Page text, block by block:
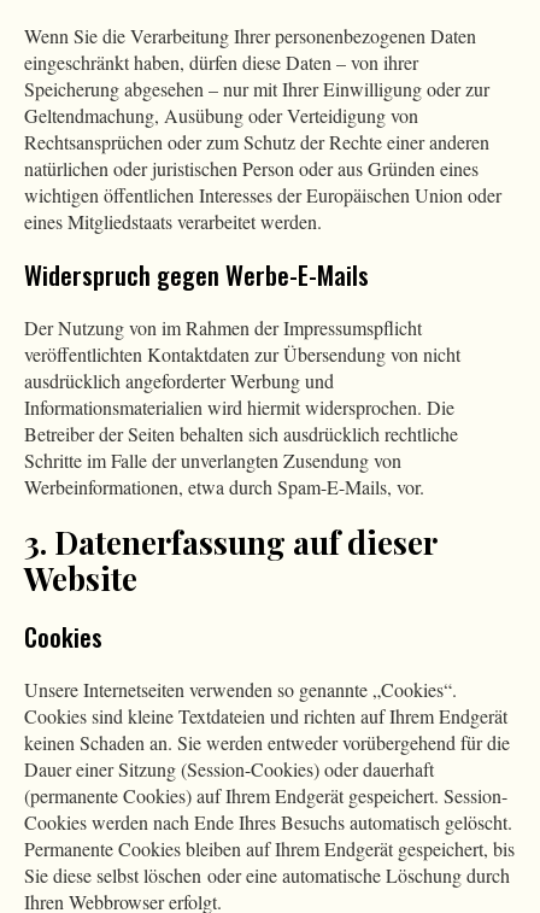
Wenn Sie die Verarbeitung Ihrer personenbezogenen Daten
eingeschränkt haben, dürfen diese Daten – von ihrer
Speicherung abgesehen – nur mit Ihrer Einwilligung oder zur
Geltendmachung, Ausübung oder Verteidigung von
Rechtsansprüchen oder zum Schutz der Rechte einer anderen
natürlichen oder juristischen Person oder aus Gründen eines
wichtigen öffentlichen Interesses der Europäischen Union oder
eines Mitgliedstaats verarbeitet werden.
Widerspruch gegen Werbe-E-Mails
Der Nutzung von im Rahmen der Impressumspflicht
veröffentlichten Kontaktdaten zur Übersendung von nicht
ausdrücklich angeforderter Werbung und
Informationsmaterialien wird hiermit widersprochen. Die
Betreiber der Seiten behalten sich ausdrücklich rechtliche
Schritte im Falle der unverlangten Zusendung von
Werbeinformationen, etwa durch Spam-E-Mails, vor.
3. Datenerfassung auf dieser
Website
Cookies
Unsere Internetseiten verwenden so genannte „Cookies“.
Cookies sind kleine Textdateien und richten auf Ihrem Endgerät
keinen Schaden an. Sie werden entweder vorübergehend für die
Dauer einer Sitzung (Session-Cookies) oder dauerhaft
(permanente Cookies) auf Ihrem Endgerät gespeichert. Session-
Cookies werden nach Ende Ihres Besuchs automatisch gelöscht.
Permanente Cookies bleiben auf Ihrem Endgerät gespeichert, bis
Sie diese selbst löschen oder eine automatische Löschung durch
Ihren Webbrowser erfolgt.